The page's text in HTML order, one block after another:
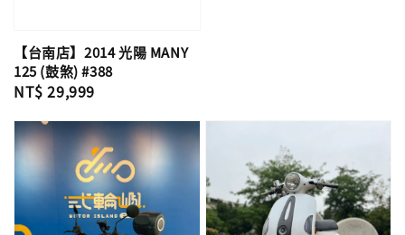
【台南店】2014 光陽 MANY
125 (鼓煞) #388
Regular
NT$ 29,999